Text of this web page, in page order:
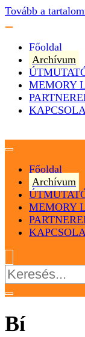
Tovább a
Főoldal
Archívum
MEMORY
Magyar
Magyarország
Főoldal
Archívum
MEMORY
Keresés:
Bí